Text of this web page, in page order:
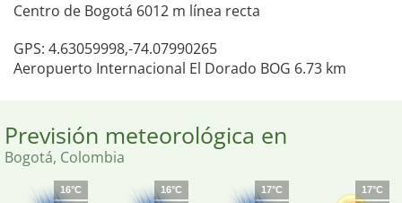
Centro de Bogotá 6012 m línea recta
GPS: 4.63059998,-74.07990265
Aeropuerto Internacional El Dorado BOG 6.73 km
Previsión meteorológica en
Bogotá, Colombia
16°C
16°C
17°C
17°C